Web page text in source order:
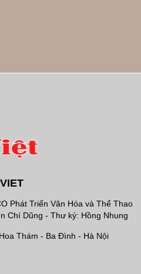
Phát Triển Văn Hóa và Thể Thao
Chí Dũng - Thư ký: Hồng Nhung
Thám - Ba Đình - Hà Nội